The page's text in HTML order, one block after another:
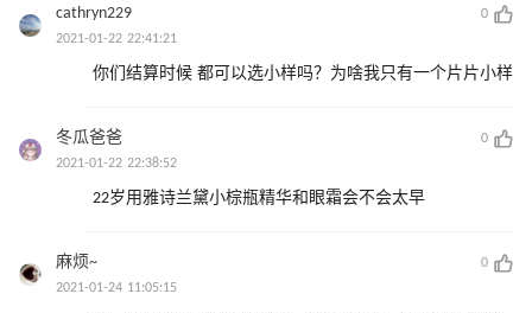
cathryn229
0
2021-01-22 22:41:21
你们结算时候 都可以选小样吗？为啥我只有一个片片小样
冬瓜爸爸
0
2021-01-22 22:38:52
22岁用雅诗兰黛小棕瓶精华和眼霜会不会太早
麻烦~
0
2021-01-24 11:05:15